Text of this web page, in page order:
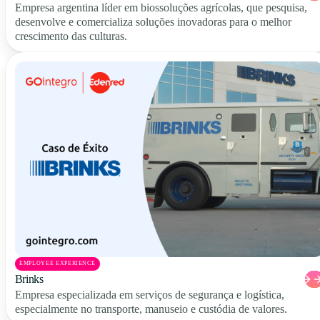
Empresa argentina líder em biossoluções agrícolas, que pesquisa,
desenvolve e comercializa soluções inovadoras para o melhor
crescimento das culturas.
EMPLOYEE EXPERIENCE
Brinks
Empresa especializada em serviços de segurança e logística,
especialmente no transporte, manuseio e custódia de valores.